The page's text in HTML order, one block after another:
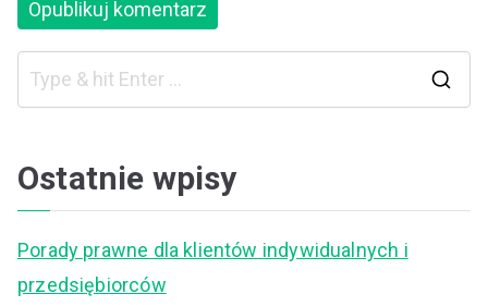
Ostatnie wpisy
Porady prawne dla klientów indywidualnych i
przedsiębiorców